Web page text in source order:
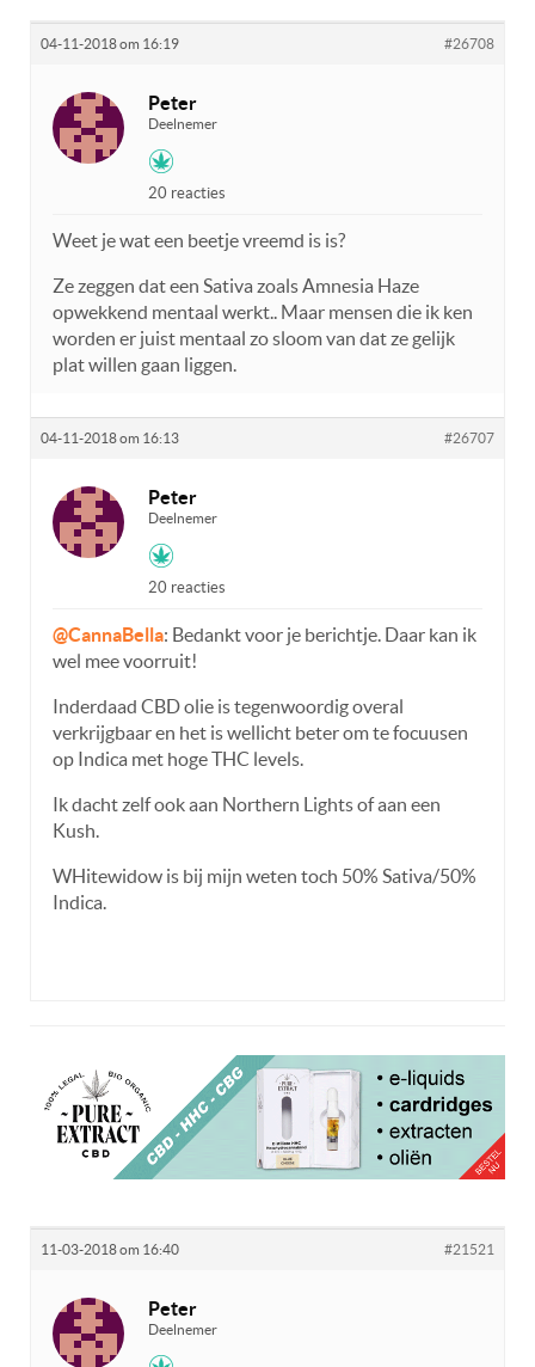
04-11-2018 om 16:19 #26708
Peter
Deelnemer
20 reacties
Weet je wat een beetje vreemd is is?
Ze zeggen dat een Sativa zoals Amnesia Haze
opwekkend mentaal werkt.. Maar mensen die ik ken
worden er juist mentaal zo sloom van dat ze gelijk
plat willen gaan liggen.
04-11-2018 om 16:13 #26707
Peter
Deelnemer
20 reacties
@CannaBella: Bedankt voor je berichtje. Daar kan ik
wel mee voorruit!
Inderdaad CBD olie is tegenwoordig overal
verkrijgbaar en het is wellicht beter om te focuusen
op Indica met hoge THC levels.
Ik dacht zelf ook aan Northern Lights of aan een
Kush.
WHitewidow is bij mijn weten toch 50% Sativa/50%
Indica.
11-03-2018 om 16:40 #21521
Peter
Deelnemer